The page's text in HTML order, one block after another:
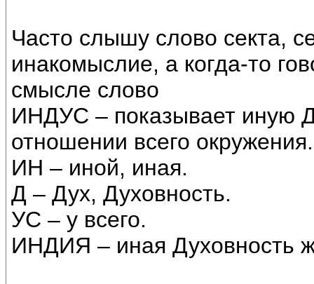
Часто слышу слово секта,
инакомыслие, а когда-то
смысле слово
ИНДУС – показывает иную
отношении всего окружения.
ИН – иной, иная.
Д – Дух, Духовность.
УС – у всего.
ИНДИЯ – иная Духовность